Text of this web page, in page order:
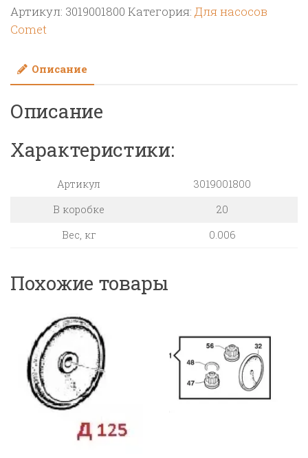
Кольцо
стопорное
насоса
APS101-
APS121
Артикул: 3019001800 Категория: Для насосов
Comet
Описание
Описание
Характеристики:
Артикул
3019001800
В коробке
20
Вес, кг
0.006
Похожие товары